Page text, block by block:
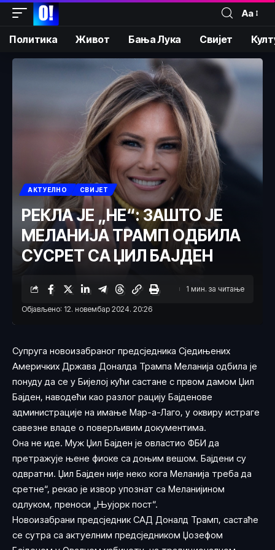
Аа
Политика Живот Бања Лука Свијет
АКТУЕЛНО СВИЈЕТ
РЕКЛА ЈЕ „НЕ“: ЗАШТО ЈЕ
МЕЛАНИЈА ТРАМП ОДБИЛА
СУСРЕТ СА ЏИЛ БАЈДЕН
Објављено: 12. новембар 2024. 20:26
1 мин. за читање
Супруга новоизабраног предсједника Сједињених
Америчких Држава Доналда Трампа Меланија одбила је
понуду да се у Бијелој кући састане с првом дамом Џил
Бајден, наводећи као разлог рацију Бајденове
администрације на имање Мар-а-Лаго, у оквиру истраге
савезне владе о поверљивим документима.
Она не иде. Муж Џил Бајден је овластио ФБИ да
претражује њене фиоке са доњим вешом. Бајдени су
одвратни. Џил Бајден није неко кога Меланија треба да
сретне“, рекао је извор упознат са Меланијином
одлуком, преноси „Њујорк пост“.
Новоизабрани предсједник САД Доналд Трамп, састаће
се сутра са актуелним предсједником Џозефом